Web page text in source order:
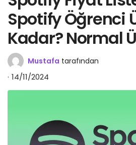
Spotify Öğrenci
Kadar? Normal
Mustafa tarafından
14/11/2024